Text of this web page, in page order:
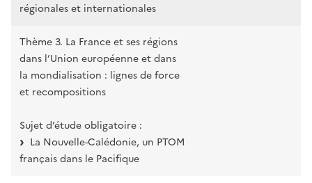
régionales et internationales
Thème 3. La France et ses régions
dans l’Union européenne et dans
la mondialisation : lignes de force
et recompositions
Sujet d’étude obligatoire :
La Nouvelle-Calédonie, un PTOM
français dans le Pacifique